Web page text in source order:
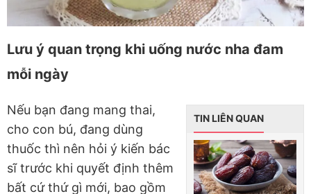
Lưu ý quan trọng khi uống nước nha đam
mỗi ngày
TIN LIÊN QUAN
Nếu bạn đang mang thai,
cho con bú, đang dùng
thuốc thì nên hỏi ý kiến bác
sĩ trước khi quyết định thêm
bất cứ thứ gì mới, bao gồm